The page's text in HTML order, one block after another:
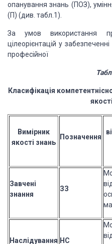
опанування знань (ПОЗ),
(П) (див. табл.1).
За умов використання
цілеорієнтацій у
професійної
Класифікація
Вимірник
якості знань
Позначення
Завчені
знання
ЗЗ
Наслідування НС